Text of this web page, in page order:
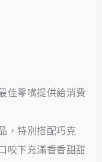
佳零嘴提供給消費
，特別搭配巧克
咬下充滿香香甜甜